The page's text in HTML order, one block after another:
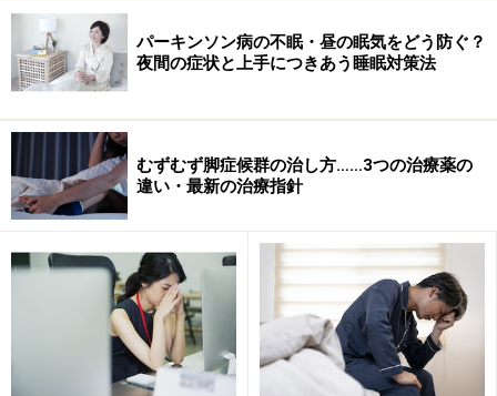
３．昼夜逆転・睡眠時間帯の異常 >>
睡眠と覚醒のリズムを障害する病気をご紹介します。
睡眠中の異常現象が起こる理由をご紹介します。
睡眠障害は、日本人の２割以上の人が悩んでいます。ま
た、睡眠障害による経済的損失の試算によれば、眠気に
よる作業効率の低下や事故のために、日本全体で年間３
兆３千億円も失われています。これは、放っておけない
問題ですよね。眠りに悩みがある人は、１日も早く原因
を見つけて、しっかり対処しましょう。
パーキンソン病の不眠・昼の眠気をどう防ぐ？
夜間の症状と上手につきあう睡眠対策法
むずむず脚症候群の治し方……3つの治療薬の
違い・最新の治療指針